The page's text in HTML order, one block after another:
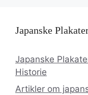
Japanske
Japanske
Historie
Artikler om